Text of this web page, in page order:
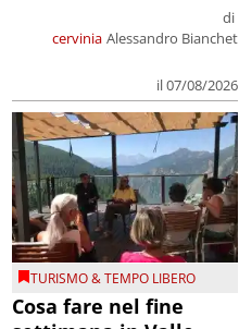
cervinia
di
Alessandro Bianchet
il 07/08/2026
TURISMO & TEMPO LIBERO
Cosa fare nel fine